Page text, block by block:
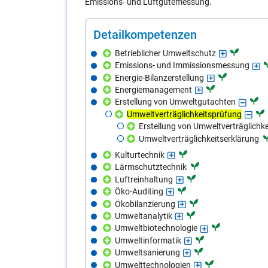
De­tail­kom­pe­ten­zen
Betrieblicher Umweltschutz
Emissions- und Immissionsmessung
Energie-Bilanzerstellung
Energiemanagement
Erstellung von Umweltgutachten
Umweltverträglichkeitsprüfung
Erstellung von
Umweltverträglichkeitserklärung
Kulturtechnik
Lärmschutztechnik
Luftreinhaltung
Öko-Auditing
Ökobilanzierung
Umweltanalytik
Umweltbiotechnologie
Umweltinformatik
Umweltsanierung
Umwelttechnologien